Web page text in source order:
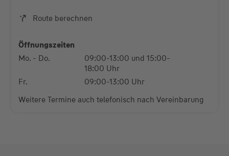
Route berechnen
Öffnungszeiten
Mo. - Do.
09:00-13:00 und 15:00-
18:00 Uhr
Fr.
09:00-13:00 Uhr
Weitere Termine auch telefonisch nach Vereinbarung